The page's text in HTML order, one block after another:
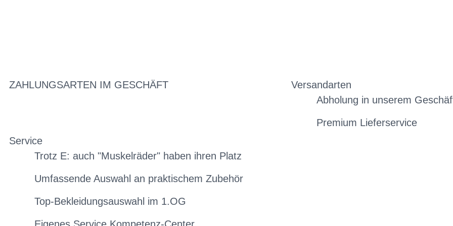
ZAHLUNGSARTEN IM GESCHÄFT
Versandarten
Abholung in unserem
Premium Lieferservice
Service
Trotz E: auch "Muskelräder" haben ihren Platz
Umfassende Auswahl an praktischem Zubehör
Top-Bekleidungsauswahl im 1.OG